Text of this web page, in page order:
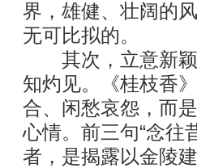
界，雄健、壮阔的
无可比拟的。
其次，立意新颖
知灼见。《桂枝香
合、闲愁哀怨，而
心情。前三句“念往
者，是揭露以金陵